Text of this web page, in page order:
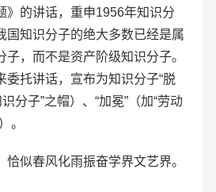
》的讲话，重申1956年知识分
国知识分子的绝大多数已经是属
，而不是资产阶级知识分子。
委托讲话，宣布为知识分子“脱
分子”之帽）、“加冕”（加“劳动
。
恰似春风化雨振奋学界文艺界。